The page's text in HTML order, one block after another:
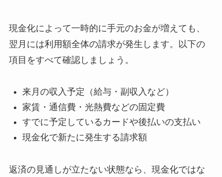
現金化によって一時的に手元のお金が増えても、
翌月には利用額全体の請求が発生します。以下の
項目をすべて確認しましょう。
来月の収入予定（給与・副収入など）
家賃・通信費・光熱費などの固定費
すでに予定しているカードや後払いの支払い
現金化で新たに発生する請求額
返済の見通しが立たない状態なら、現金化ではな